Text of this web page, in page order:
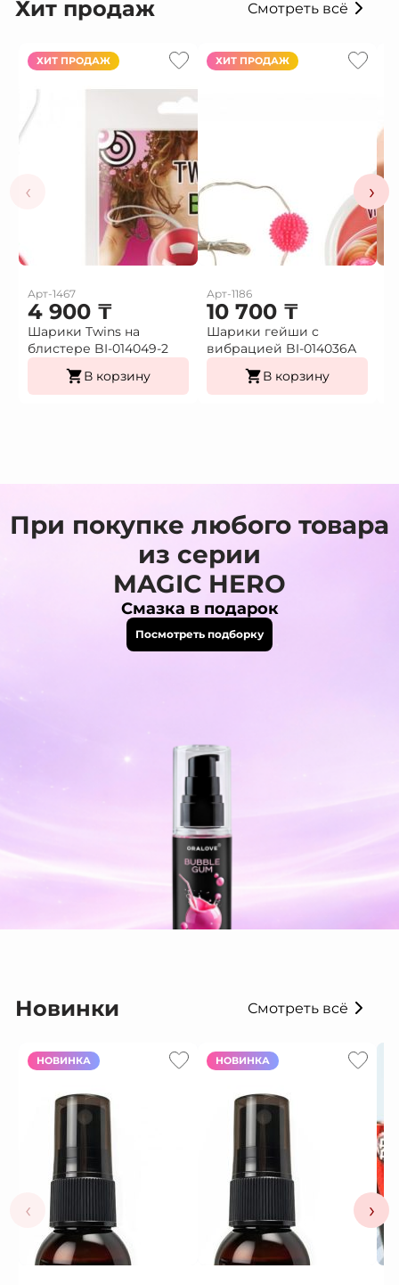
Хит продаж Смотреть всё
‹
ХИТ ПРОДАЖ
Арт-1467
4 900 ₸
Шарики Twins на
блистере BI-014049-2
В корзину
ХИТ ПРОДАЖ
Арт-1186
10 700 ₸
Шарики гейши с
вибрацией BI-014036А
В корзину
›
При покупке любого товара
из серии
MAGIC HERO
Смазка в подарок
Посмотреть подборку
Новинки Смотреть всё
‹
НОВИНКА НОВИНКА
›